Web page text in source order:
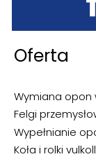
Oferta
Wymiana opon
Felgi
Wypełnianie
Koła i rolki